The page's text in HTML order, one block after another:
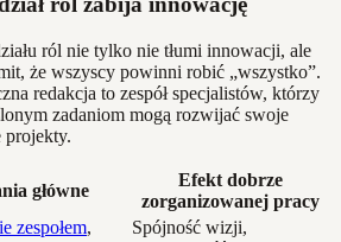
ról nie tylko nie tłumi innowacji, ale
że wszyscy powinni robić „wszystko”.
redakcja to zespół specjalistów, którzy
zadaniom mogą rozwijać swoje
główne
Efekt dobrze
zorganizowanej pracy
zespołem,
Spójność wizji,